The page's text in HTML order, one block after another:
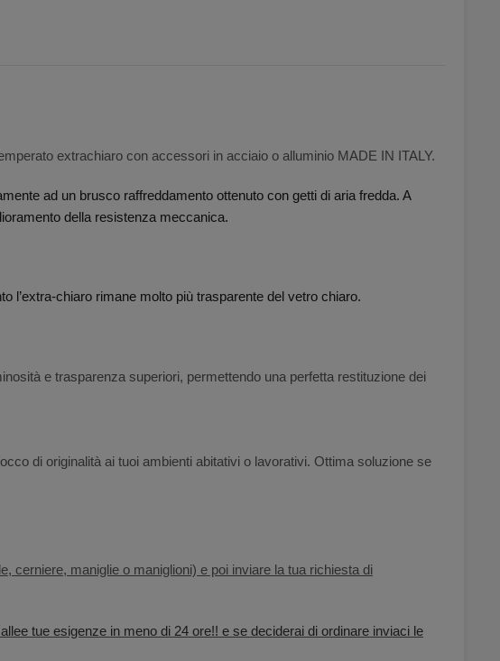
extrachiaro con accessori in acciaio o alluminio MADE IN ITALY.
ad un brusco raffreddamento ottenuto con getti di aria fredda. A
della resistenza meccanica.
l’extra-chiaro rimane molto più trasparente del vetro chiaro.
e trasparenza superiori, permettendo una perfetta restituzione dei
di originalità ai tuoi ambienti abitativi o lavorativi. Ottima soluzione se
cerniere, maniglie o maniglioni) e poi inviare la tua richiesta di
tue esigenze in meno di 24 ore!! e se deciderai di ordinare inviaci le